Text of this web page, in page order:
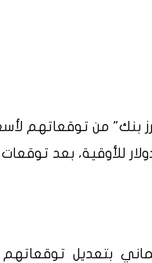
من توقعاتهم
بمقدار 50 دولارًا إلى 2000
بتعديل